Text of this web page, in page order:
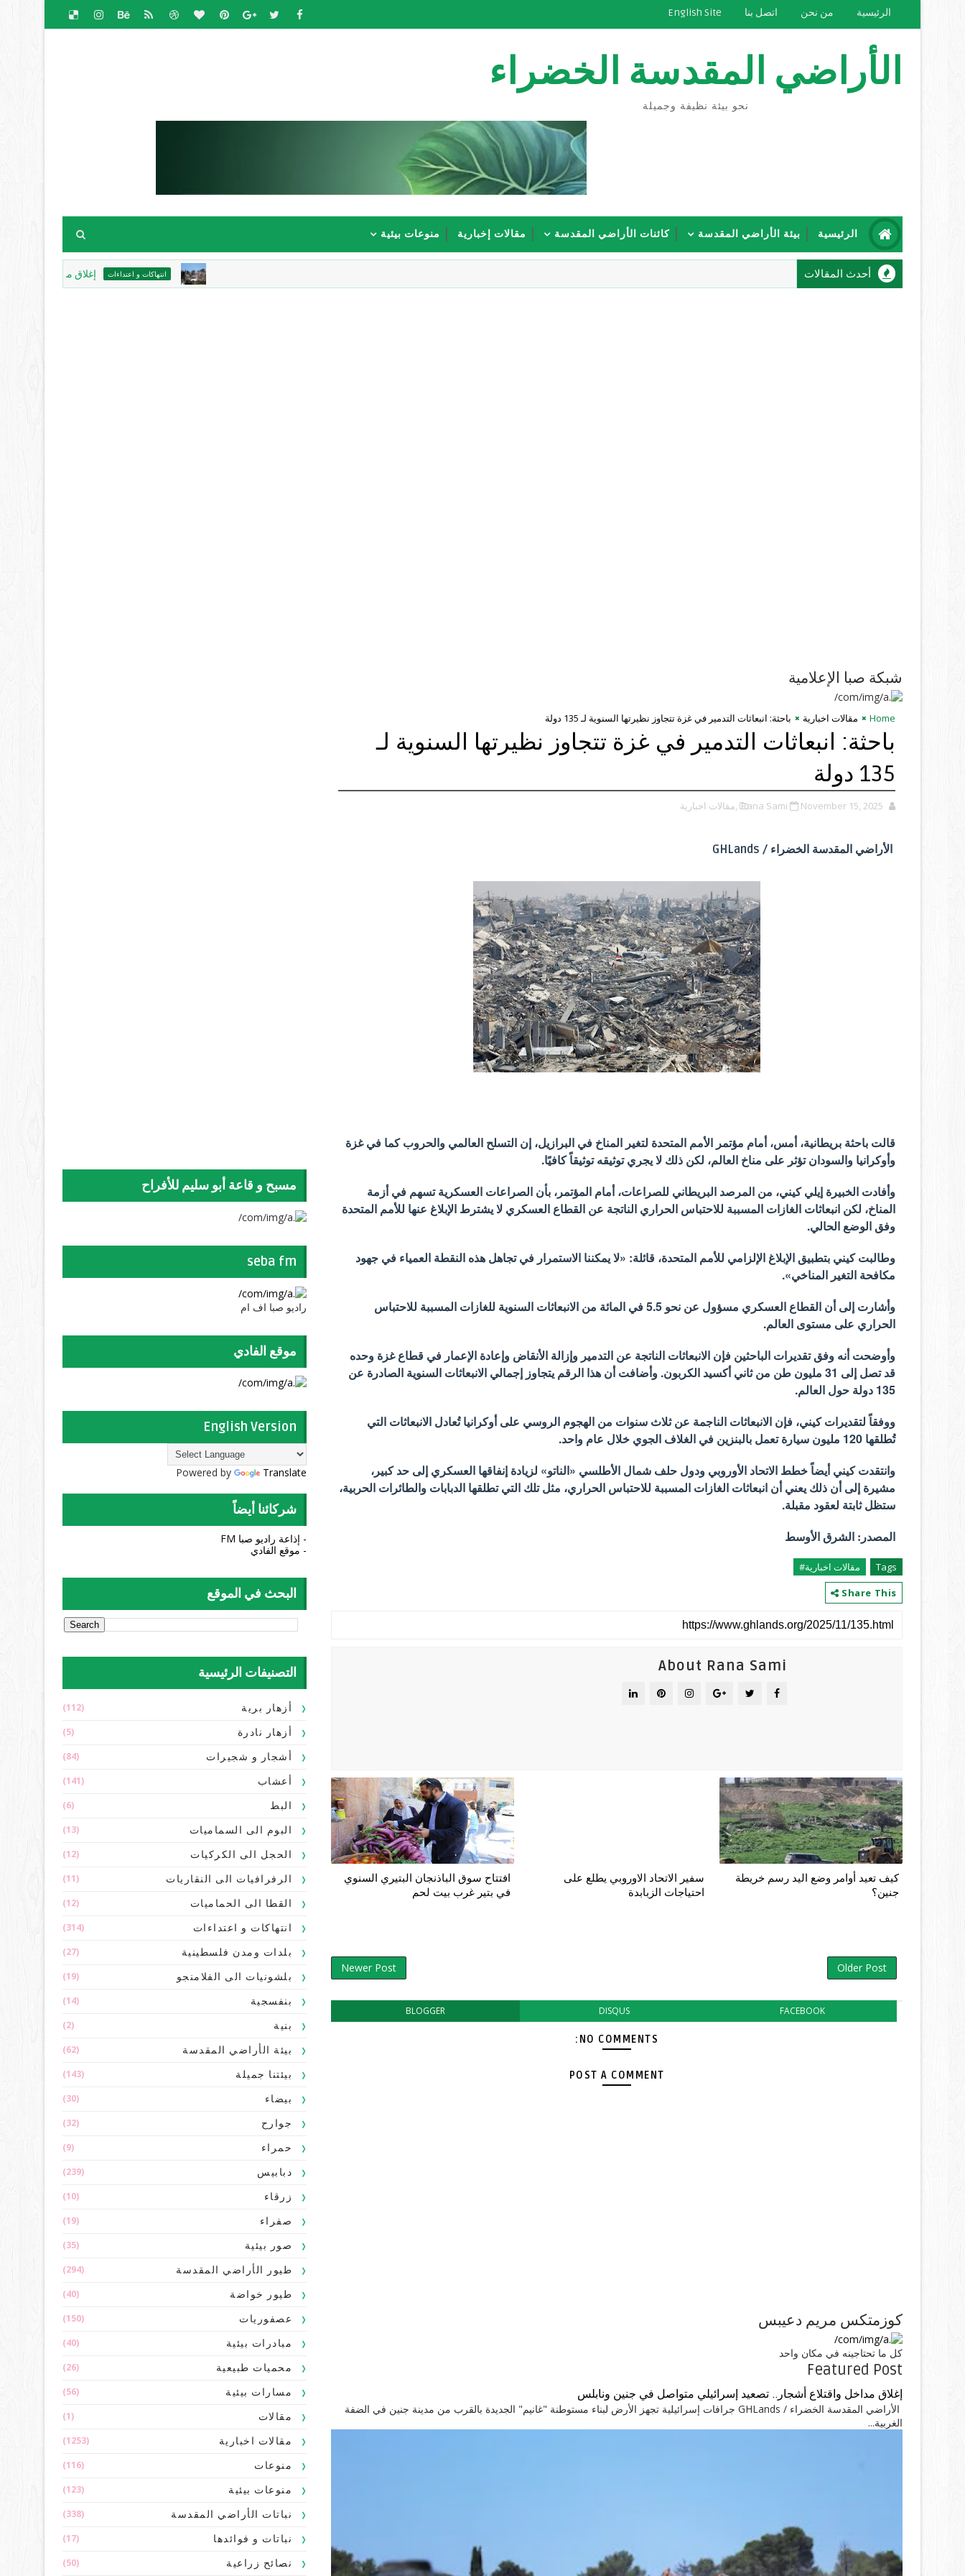
الرئيسية من نحن اتصل بنا English Site
الأراضي المقدسة الخضراء
نحو بيئة نظيفة وجميلة
الرئيسية بيئة الأراضي المقدسة كائنات الأراضي المقدسة مقالات إخبارية منوعات بيئية
أحدث المقالات انتهاكات و اعتداءات إغلاق مداخل واقتلاع أشجار..
شبكة صبا الإعلامية
Home مقالات اخبارية باحثة: انبعاثات التدمير في غزة تتجاوز نظيرتها السنوية لـ 135 دولة
باحثة: انبعاثات التدمير في غزة تتجاوز نظيرتها السنوية لـ
135 دولة
Rana Sami November 15, 2025 ,مقالات اخبارية
الأراضي المقدسة الخضراء / GHLands
قالت باحثة بريطانية، أمس، أمام مؤتمر الأمم المتحدة لتغير المناخ في البرازيل، إن التسلح العالمي والحروب كما في غزة
وأوكرانيا والسودان تؤثر على مناخ العالم، لكن ذلك لا يجري توثيقه توثيقاً كافيًا.
وأفادت الخبيرة إيلي كيني، من المرصد البريطاني للصراعات، أمام المؤتمر، بأن الصراعات العسكرية تسهم في أزمة
المناخ، لكن انبعاثات الغازات المسببة للاحتباس الحراري الناتجة عن القطاع العسكري لا يشترط الإبلاغ عنها للأمم المتحدة
وفق الوضع الحالي.
وطالبت كيني بتطبيق الإبلاغ الإلزامي للأمم المتحدة، قائلة: «لا يمكننا الاستمرار في تجاهل هذه النقطة العمياء في جهود
مكافحة التغير المناخي».
وأشارت إلى أن القطاع العسكري مسؤول عن نحو 5.5 في المائة من الانبعاثات السنوية للغازات المسببة للاحتباس
الحراري على مستوى العالم.
وأوضحت أنه وفق تقديرات الباحثين فإن الانبعاثات الناتجة عن التدمير وإزالة الأنقاض وإعادة الإعمار في قطاع غزة وحده
قد تصل إلى 31 مليون طن من ثاني أكسيد الكربون. وأضافت أن هذا الرقم يتجاوز إجمالي الانبعاثات السنوية الصادرة عن
135 دولة حول العالم.
ووفقاً لتقديرات كيني، فإن الانبعاثات الناجمة عن ثلاث سنوات من الهجوم الروسي على أوكرانيا تُعادل الانبعاثات التي
تُطلقها 120 مليون سيارة تعمل بالبنزين في الغلاف الجوي خلال عام واحد.
وانتقدت كيني أيضاً خطط الاتحاد الأوروبي ودول حلف شمال الأطلسي «الناتو» لزيادة إنفاقها العسكري إلى حد كبير،
مشيرة إلى أن ذلك يعني أن انبعاثات الغازات المسببة للاحتباس الحراري، مثل تلك التي تطلقها الدبابات والطائرات الحربية،
ستظل ثابتة لعقود مقبلة.
المصدر: الشرق الأوسط
Tags
مقالات اخبارية#
Share This
About Rana Sami
افتتاح سوق الباذنجان البتيري السنوي
في بتير غرب بيت لحم
سفير الاتحاد الاوروبي يطلع على
احتياجات الزبابدة
كيف تعيد أوامر وضع اليد رسم خريطة
جنين؟
Newer Post Older Post
BLOGGER DISQUS FACEBOOK
NO COMMENTS:
POST A COMMENT
كوزمتكس مريم دعيبس
كل ما تحتاجينه في مكان واحد
Featured Post
إغلاق مداخل واقتلاع أشجار.. تصعيد إسرائيلي متواصل في جنين ونابلس
الأراضي المقدسة الخضراء / GHLands جرافات إسرائيلية تجهز الأرض لبناء مستوطنة "غانيم" الجديدة بالقرب من مدينة جنين في الضفة
الغربية...
مسبح و قاعة أبو سليم للأفراح
seba fm
راديو صبا اف ام
موقع الفادي
English Version
Powered by Translate
شركائنا أيضاً
- إذاعة راديو صبا FM
- موقع الفادي
البحث في الموقع
التصنيفات الرئيسية
أزهار برية (112)
أزهار نادرة (5)
أشجار و شجيرات (84)
أعشاب (141)
البط (6)
البوم الى السماميات (13)
الحجل الى الكركيات (12)
الرفرافيات الى النقاريات (11)
القطا الى الحماميات (12)
انتهاكات و اعتداءات (314)
بلدات ومدن فلسطينية (27)
بلشونيات الى الفلامنجو (19)
بنفسجية (14)
بنية (2)
بيئة الأراضي المقدسة (62)
بيئتنا جميلة (143)
بيضاء (30)
جوارح (32)
حمراء (9)
دبابيس (239)
زرقاء (10)
صفراء (19)
صور بيئية (35)
طيور الأراضي المقدسة (294)
طيور خواضة (40)
عصفوريات (150)
مبادرات بيئية (40)
محميات طبيعية (26)
مسارات بيئية (56)
مقالات (1)
مقالات اخبارية (1253)
منوعات (116)
منوعات بيئية (123)
نباتات الأراضي المقدسة (338)
نباتات و فوائدها (17)
نصائح زراعية (50)